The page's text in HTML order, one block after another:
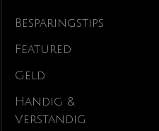
Besparingstips
Featured
Geld
Handig &
Verstandig